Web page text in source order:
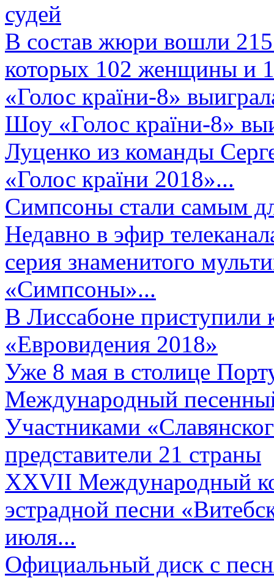
судей
В состав жюри вошли 215
которых 102 женщины и
«Голос країни-8»
Шоу «Голос країни-8»
Луценко из команды
«Голос країни 2018»...
Симпсоны стали самым
Недавно в эфир
серия знаменитого
«Симпсоны»...
В Лиссабоне приступили
«Евровидения 2018»
Уже 8 мая в столице
Международный
Участниками
представители 21 страны
XXVII Международный
эстрадной песни
июля...
Официальный диск с